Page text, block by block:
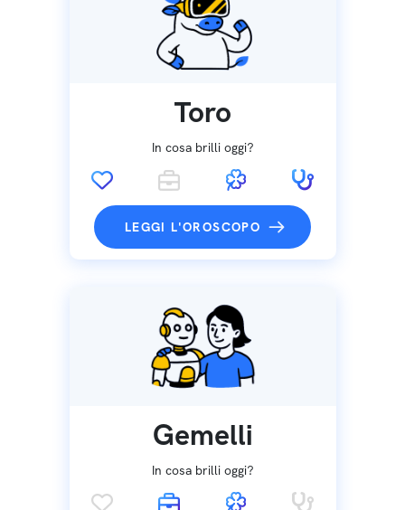
Toro
In cosa brilli oggi?
LEGGI L'OROSCOPO
Gemelli
In cosa brilli oggi?